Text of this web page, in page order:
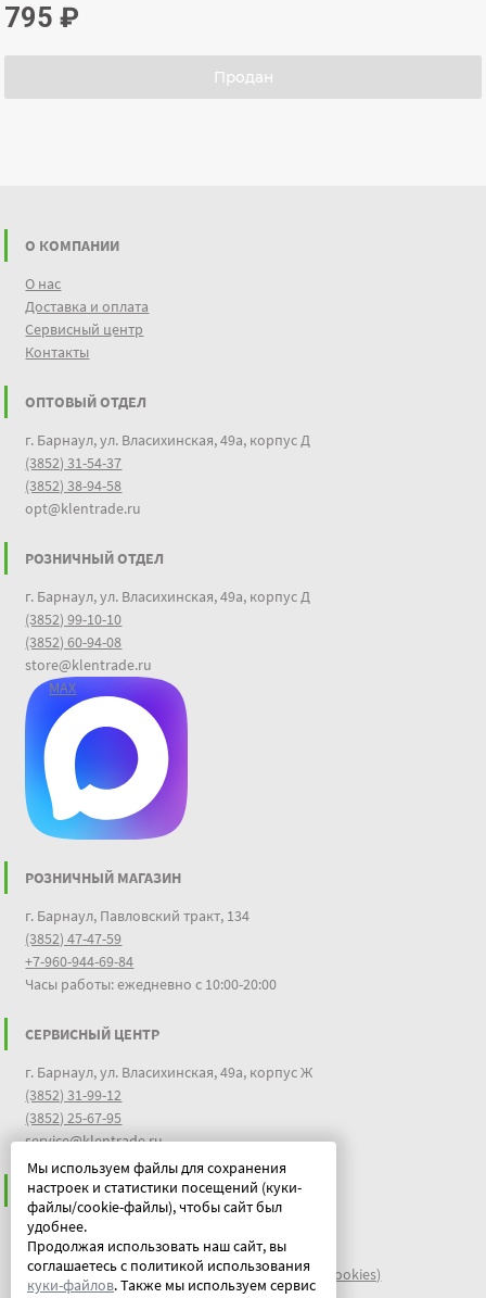
795₽
Продан
Мы используем файлы для сохранения
настроек и статистики посещений (куки-
файлы/cookie-файлы), чтобы сайт был
удобнее.
Продолжая использовать наш сайт, вы
соглашаетесь с политикой использования
куки-файлов. Также мы используем сервис
О КОМПАНИИ
О нас
Доставка и оплата
Сервисный центр
Контакты
ОПТОВЫЙ ОТДЕЛ
г. Барнаул, ул. Власихинская, 49а, корпус Д
(3852) 31-54-37
(3852) 38-94-58
opt@klentrade.ru
РОЗНИЧНЫЙ ОТДЕЛ
г. Барнаул, ул. Власихинская, 49а, корпус Д
(3852) 99-10-10
(3852) 60-94-08
store@klentrade.ru
MAX
РОЗНИЧНЫЙ МАГАЗИН
г. Барнаул, Павловский тракт, 134
(3852) 47-47-59
+7-960-944-69-84
Часы работы: ежедневно с 10:00-20:00
СЕРВИСНЫЙ ЦЕНТР
г. Барнаул, ул. Власихинская, 49а, корпус Ж
(3852) 31-99-12
(3852) 25-67-95
service@klentrade.ru
ИНФОРМАЦИЯ
Пользовательское соглашение
Политика конфиденциальности
файлы идентификации пользователей куки (cookies)